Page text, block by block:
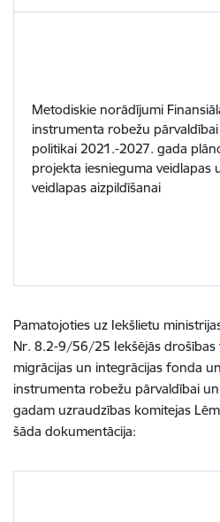
Metodiskie norādījumi
instrumenta robežu
politikai 2021.-2027. gada
projekta iesnieguma veidlapas
veidlapas aizpildīšanai
Pamatojoties uz Iekšlietu
Nr. 8.2-9/56/25 Iekšējās drošības
migrācijas un integrācijas fonda
instrumenta robežu pārvaldībai
gadam uzraudzības komitejas
šāda dokumentācija: